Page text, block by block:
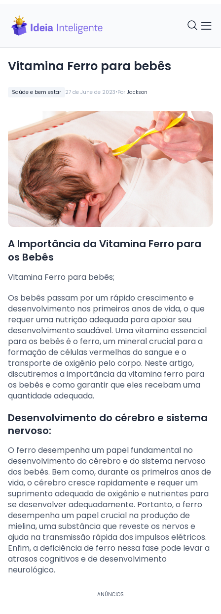
Saúde e bem estar 27 de June de 2023•Por Jackson
Vitamina Ferro para bebês
A Importância da Vitamina Ferro para
os Bebês
Vitamina Ferro para bebês;
Os bebês passam por um rápido crescimento e
desenvolvimento nos primeiros anos de vida, o que
requer uma nutrição adequada para apoiar seu
desenvolvimento saudável. Uma vitamina essencial
para os bebês é o ferro, um mineral crucial para a
formação de células vermelhas do sangue e o
transporte de oxigênio pelo corpo. Neste artigo,
discutiremos a importância da vitamina ferro para
os bebês e como garantir que eles recebam uma
quantidade adequada.
Desenvolvimento do cérebro e sistema
nervoso:
O ferro desempenha um papel fundamental no
desenvolvimento do cérebro e do sistema nervoso
dos bebês. Bem como, durante os primeiros anos de
vida, o cérebro cresce rapidamente e requer um
suprimento adequado de oxigênio e nutrientes para
se desenvolver adequadamente. Portanto, o ferro
desempenha um papel crucial na produção de
mielina, uma substância que reveste os nervos e
ajuda na transmissão rápida dos impulsos elétricos.
Enfim, a deficiência de ferro nessa fase pode levar a
atrasos cognitivos e de desenvolvimento
neurológico.
ANÚNCIOS